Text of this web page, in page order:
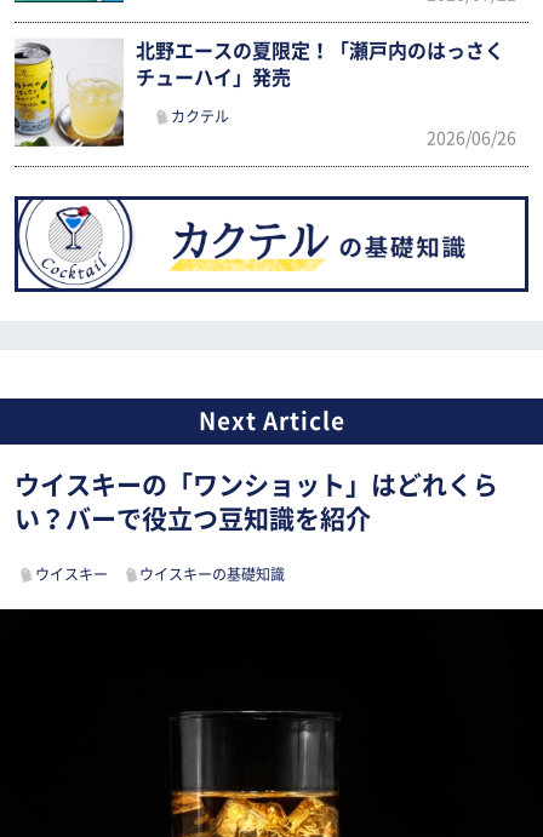
北野エースの夏限定！「瀬戸内のはっさく
チューハイ」発売
カクテル
2026/06/26
ウイスキーの「ワンショット」はどれくら
い？バーで役立つ豆知識を紹介
ウイスキー ウイスキーの基礎知識